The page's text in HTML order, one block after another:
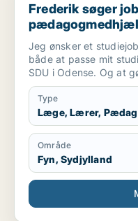
Frederik søger
medarbejder
Jeg ønsker et
både at passe mit
SDU i Odense. Og at
arbejdsplads.
Type
Læge, Lærer,
Område
Fyn, Sydjylland